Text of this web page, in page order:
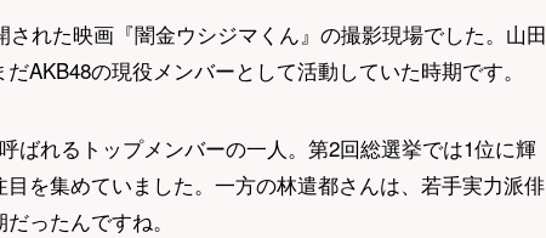
れた映画『闇金ウシジマくん』の撮影現場でした。山田
AKB48の現役メンバーとして活動していた時期です。
ばれるトップメンバーの一人。第2回総選挙では1位に輝
を集めていました。一方の林遣都さんは、若手実力派俳
ったんですね。